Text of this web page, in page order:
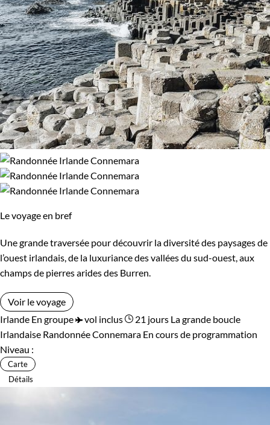
Le voyage en bref
Une grande traversée pour découvrir la diversité des paysages de
l’ouest irlandais, de la luxuriance des vallées du sud-ouest, aux
champs de pierres arides des Burren.
Voir le voyage
Irlande En groupe vol inclus 21 jours La grande boucle
Irlandaise Randonnée Connemara En cours de programmation
Niveau :
Carte
Détails